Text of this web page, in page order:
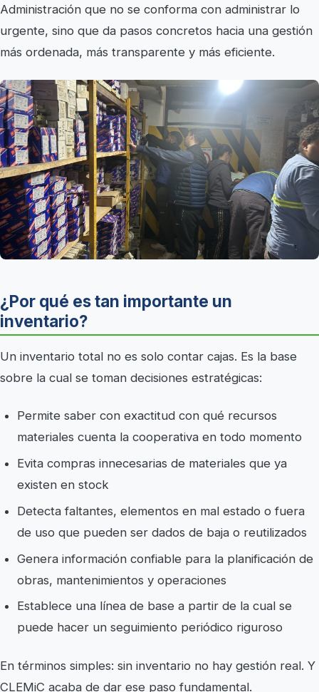
Administración que no se conforma con administrar lo
urgente, sino que da pasos concretos hacia una gestión
más ordenada, más transparente y más eficiente.
¿Por qué es tan importante un
inventario?
Un inventario total no es solo contar cajas. Es la base
sobre la cual se toman decisiones estratégicas:
Permite saber con exactitud con qué recursos
materiales cuenta la cooperativa en todo momento
Evita compras innecesarias de materiales que ya
existen en stock
Detecta faltantes, elementos en mal estado o fuera
de uso que pueden ser dados de baja o reutilizados
Genera información confiable para la planificación de
obras, mantenimientos y operaciones
Establece una línea de base a partir de la cual se
puede hacer un seguimiento periódico riguroso
En términos simples: sin inventario no hay gestión real. Y
CLEMiC acaba de dar ese paso fundamental.